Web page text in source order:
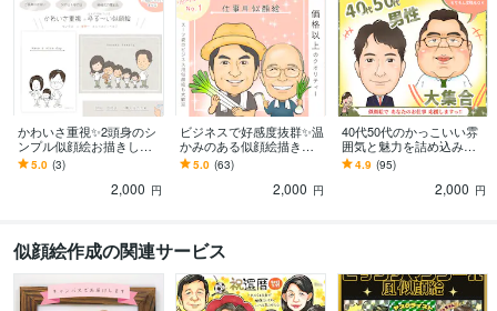
かわいさ重視✨2頭身のシ
ンプル似顔絵お描きしま
す 【先着5名様限定特別価
格】ご家族全員ゆる〜い
タッチで大集合✨
5.0 (3)
2,000 円
ビジネスで好感度抜群✨温
かみのある似顔絵描きま
す 農家さんや自営業の方
はもちろん、起業・開
5.0 (63)
2,000 円
40代50代のかっこいい雰
囲気と魅力を詰め込みま
す 真面目なお写真から→
男女ともに笑顔溢れる元
気な似顔絵に！！
4.9 (95)
2,000 円
似顔絵作成の関連サービス